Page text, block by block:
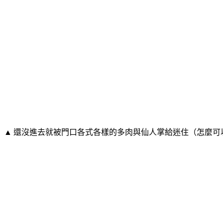
▲ 還沒進去就被門口各式各樣的多肉與仙人掌給迷住（怎麼可